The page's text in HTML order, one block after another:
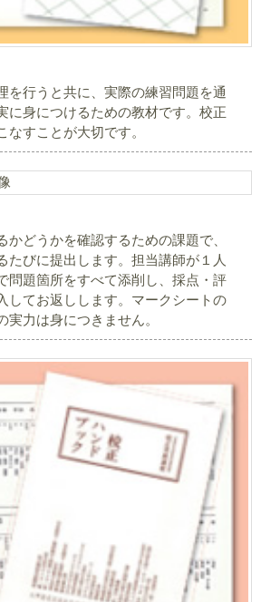
を行うと共に、実際の練習問題を通
に身につけるための教材です。校正
なすことが大切です。
かどうかを確認するための課題で、
たびに提出します。担当講師が１人
問題箇所をすべて添削し、採点・評
してお返しします。マークシートの
実力は身につきません。